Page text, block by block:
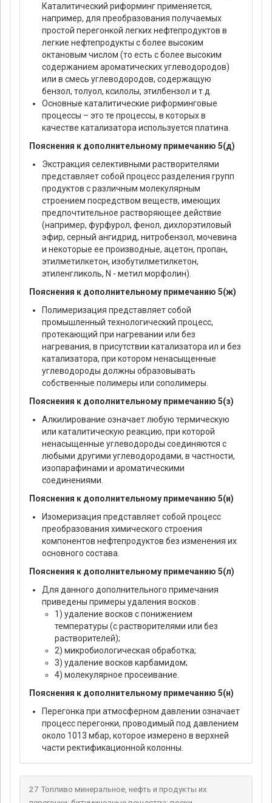
Каталитический риформинг применяется,
например, для преобразования получаемых
простой перегонкой легких нефтепродуктов в
легкие нефтепродукты с более высоким
октановым числом (то есть с более высоким
содержанием ароматических углеводородов)
или в смесь углеводородов, содержащую
бензол, толуол, ксилолы, этилбензол и т.д.
Основные каталитические риформинговые
процессы – это те процессы, в которых в
качестве катализатора используется платина.
Пояснения к дополнительному примечанию 5(д)
Экстракция селективными растворителями
представляет собой процесс разделения групп
продуктов с различным молекулярным
строением посредством веществ, имеющих
предпочтительное растворяющее действие
(например, фурфурол, фенол, дихлорэтиловый
эфир, серный ангидрид, нитробензол, мочевина
и некоторые ее производные, ацетон, пропан,
этилметилкетон, изобутилметилкетон,
этиленгликоль, N - метил морфолин).
Пояснения к дополнительному примечанию 5(ж)
Полимеризация представляет собой
промышленный технологический процесс,
протекающий при нагревании или без
нагревания, в присутствии катализатора ил и без
катализатора, при котором ненасыщенные
углеводороды должны образовывать
собственные полимеры или сополимеры.
Пояснения к дополнительному примечанию 5(з)
Алкилирование означает любую термическую
или каталитическую реакцию, при которой
ненасыщенные углеводороды соединяются с
любыми другими углеводородами, в частности,
изопарафинами и ароматическими
соединениями.
Пояснения к дополнительному примечанию 5(и)
Изомеризация представляет собой процесс
преобразования химического строения
компонентов нефтепродуктов без изменения их
основного состава.
Пояснения к дополнительному примечанию 5(л)
Для данного дополнительного примечания
приведены примеры удаления восков :
1) удаление восков с понижением
температуры (с растворителями или без
растворителей);
2) микробиологическая обработка;
3) удаление восков карбамидом;
4) молекулярное просеивание.
Пояснения к дополнительному примечанию 5(н)
Перегонка при атмосферном давлении означает
процесс перегонки, проводимый под давлением
около 1013 мбар, которое измерено в верхней
части ректификационной колонны.
27 Топливо минеральное, нефть и продукты их